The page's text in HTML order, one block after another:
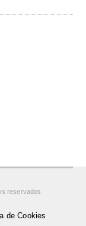
reservados
de Cookies